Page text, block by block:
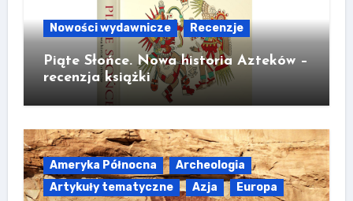
Nowości wydawnicze Recenzje
Piąte Słońce. Nowa historia Azteków –
recenzja książki
Ameryka Północna
Archeologia
Artykuły tematyczne
Azja
Europa